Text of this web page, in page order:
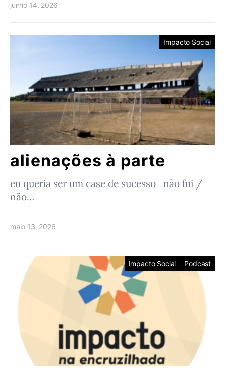
junho 14, 2026
Impacto Social
alienações à parte
eu queria ser um case de sucesso não fui /
não…
maio 13, 2026
Impacto Social Podcast